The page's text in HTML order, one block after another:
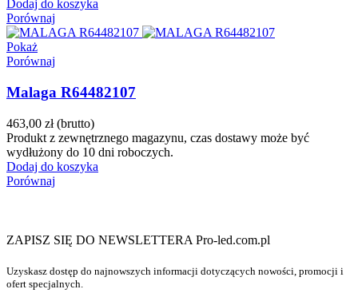
Dodaj do koszyka
Porównaj
Pokaż
Porównaj
Malaga R64482107
463,00 zł (brutto)
Produkt z zewnętrznego magazynu, czas dostawy może być
wydłużony do 10 dni roboczych.
Dodaj do koszyka
Porównaj
ZAPISZ SIĘ DO NEWSLETTERA Pro-led.com.pl
Uzyskasz dostęp do najnowszych informacji dotyczących nowości, promocji i
ofert specjalnych.